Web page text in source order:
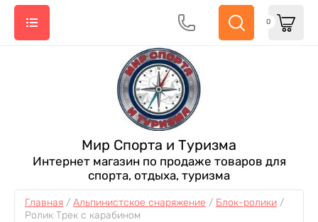
Мир Спорта и Туризма
Интернет магазин по продаже товаров для
спорта, отдыха, туризма
0
Главная / Альпинистское снаряжение / Блок-ролики
Ролик Трек с карабином